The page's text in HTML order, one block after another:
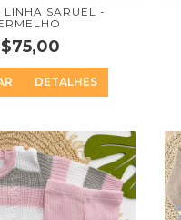
LINHA SARUEL -
DETALHES